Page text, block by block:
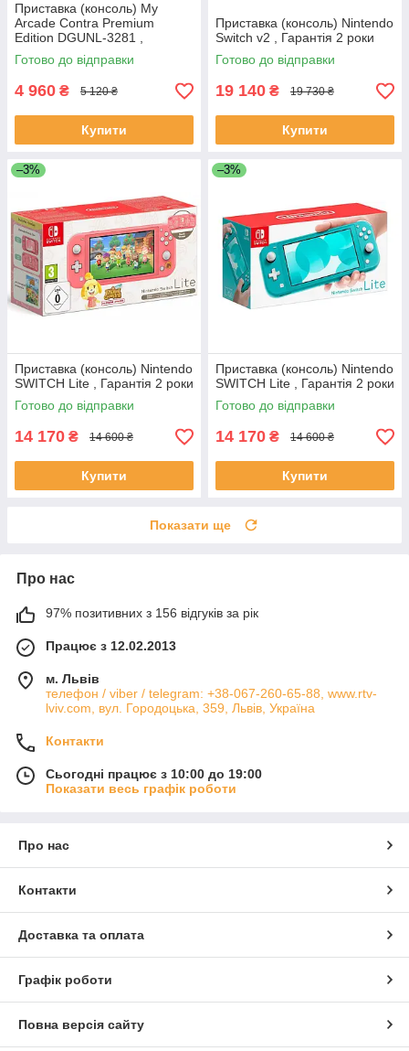
Приставка (консоль) My
Arcade Contra Premium
Edition DGUNL-3281 ,
Гарантія 2 роки
Готово до відправки
4 960 ₴ 5 120 ₴
Купити
Приставка (консоль) Nintendo
Switch v2 , Гарантія 2 роки
Готово до відправки
19 140 ₴ 19 730 ₴
Купити
–3%
Приставка (консоль) Nintendo
SWITCH Lite , Гарантія 2 роки
Готово до відправки
14 170 ₴ 14 600 ₴
Купити
–3%
Приставка (консоль) Nintendo
SWITCH Lite , Гарантія 2 роки
Готово до відправки
14 170 ₴ 14 600 ₴
Купити
Показати ще
Про нас
97% позитивних з 156 відгуків за рік
Працює з 12.02.2013
м. Львів
телефон / viber / telegram: +38-067-260-65-88, www.rtv-
lviv.com, вул. Городоцька, 359, Львів, Україна
Контакти
Сьогодні працює з 10:00 до 19:00
Показати весь графік роботи
Про нас
Контакти
Доставка та оплата
Графік роботи
Повна версія сайту